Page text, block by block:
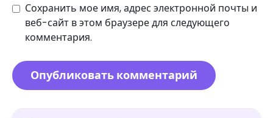
Сохранить мое имя, адрес электронной почты и
веб-сайт в этом браузере для следующего
комментария.